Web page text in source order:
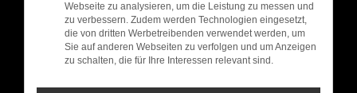
+49 8561 9707-0
info@neuss-autocenter.de
Funkspot
Webseite zu analysieren, um die Leistung zu messen und
zu verbessern. Zudem werden Technologien eingesetzt,
die von dritten Werbetreibenden verwendet werden, um
Sie auf anderen Webseiten zu verfolgen und um Anzeigen
zu schalten, die für Ihre Interessen relevant sind.